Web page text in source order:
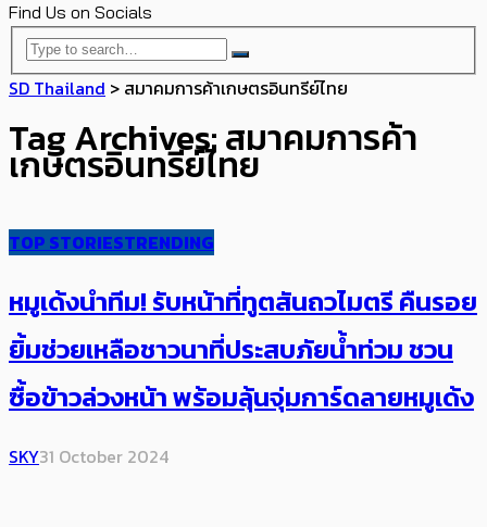
Find Us on Socials
SD Thailand > สมาคมการค้าเกษตรอินทรีย์ไทย
Tag Archives: สมาคมการค้า
เกษตรอินทรีย์ไทย
TOP STORIESTRENDING
หมูเด้งนำทีม! รับหน้าที่ทูตสันถวไมตรี คืนรอย
ยิ้มช่วยเหลือชาวนาที่ประสบภัยน้ำท่วม ชวน
ซื้อข้าวล่วงหน้า พร้อมลุ้นจุ่มการ์ดลายหมูเด้ง
SKY31 October 2024